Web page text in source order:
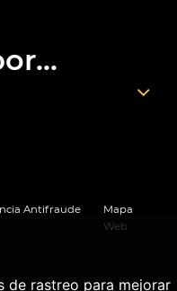
de rastreo para mejorar
Antifraude
Mapa
Web